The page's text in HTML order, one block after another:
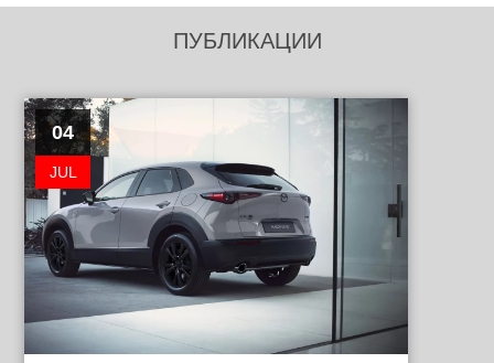
ПУБЛИКАЦИИ
04
JUL